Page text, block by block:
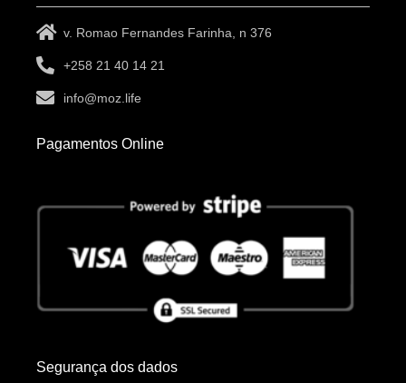
v. Romao Fernandes Farinha, n 376
+258 21 40 14 21
info@moz.life
Pagamentos Online
Segurança dos dados